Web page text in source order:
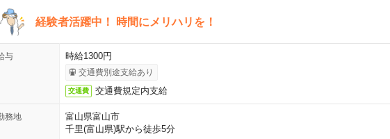
経験者活躍中！ 時間にメリハリを！
与 時給1300円
交通費別途支給あり
交通費 交通費規定内支給
務地
富山県富山市
千里(富山県)駅から徒歩5分